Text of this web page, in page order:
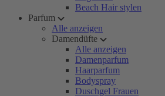
Beach Hair stylen
Parfum
Alle anzeigen
Damendüfte
Alle anzeigen
Damenparfum
Haarparfum
Bodyspray
Duschgel Frauen